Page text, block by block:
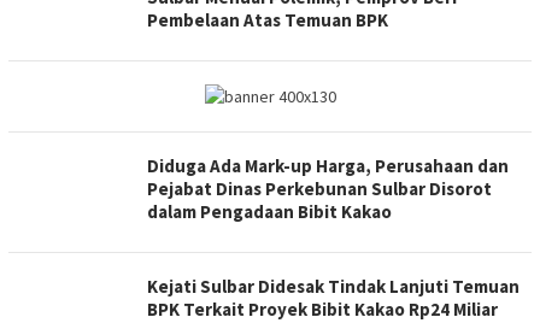
Pembelaan Atas Temuan BPK
Diduga Ada Mark-up Harga, Perusahaan dan
Pejabat Dinas Perkebunan Sulbar Disorot
dalam Pengadaan Bibit Kakao
Kejati Sulbar Didesak Tindak Lanjuti Temuan
BPK Terkait Proyek Bibit Kakao Rp24 Miliar